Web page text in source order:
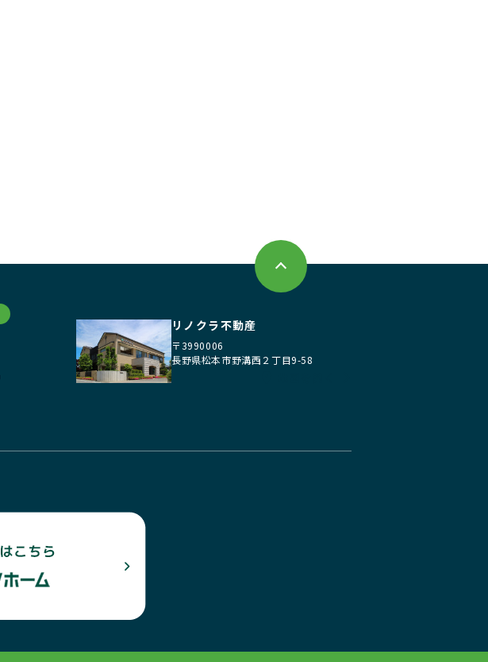
リノクラ不動産
〒3990006
長野県松本市野溝西２丁目9-58